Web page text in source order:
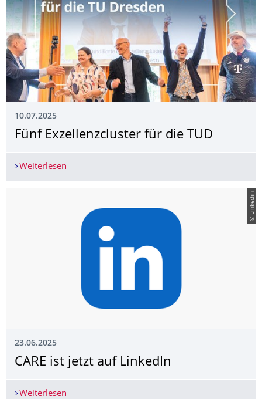
10.07.2025
Fünf Exzellenzcluster für die TUD
Weiterlesen
© Linkedin
23.06.2025
CARE ist jetzt auf LinkedIn
Weiterlesen